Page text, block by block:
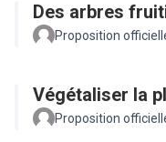
Des arbres
Proposition
Végétaliser la
Proposition